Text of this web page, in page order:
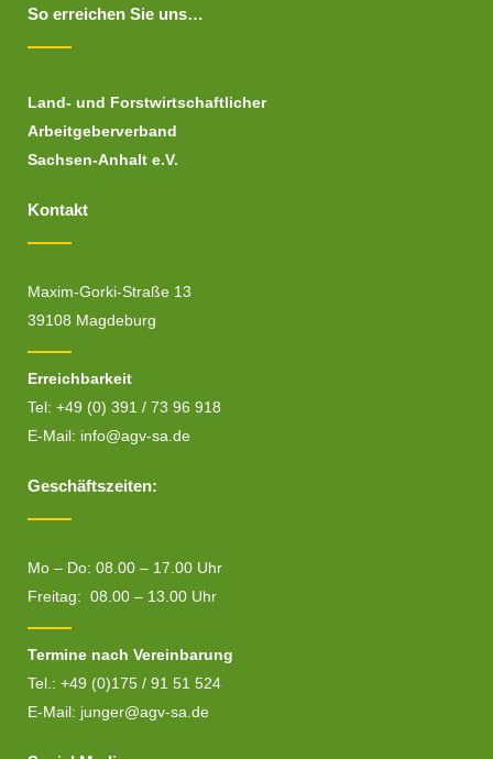
So erreichen Sie uns…
Land- und Forstwirtschaftlicher
Arbeitgeberverband
Sachsen-Anhalt e.V.
Kontakt
Maxim-Gorki-Straße 13
39108 Magdeburg
Erreichbarkeit
Tel: +49 (0) 391 / 73 96 918
E-Mail: info@agv-sa.de
Geschäftszeiten:
Mo – Do: 08.00 – 17.00 Uhr
Freitag: 08.00 – 13.00 Uhr
Termine nach Vereinbarung
Tel.: +49 (0)175 / 91 51 524
E-Mail: junger@agv-sa.de